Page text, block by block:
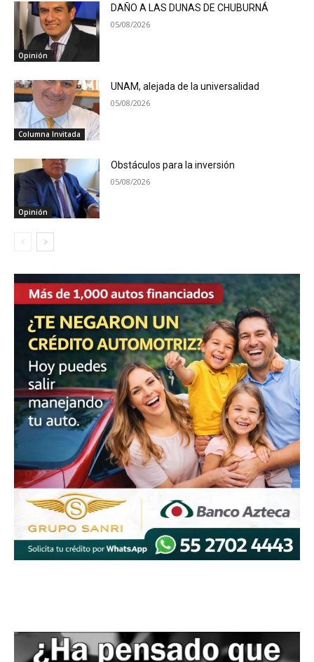
Opinión
DAÑO A LAS DUNAS DE CHUBURNÁ
05/08/2026
Columna Invitada
UNAM, alejada de la universalidad
05/08/2026
Opinión
Obstáculos para la inversión
05/08/2026